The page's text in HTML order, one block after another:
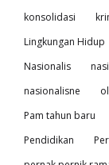
konsolidasi
Lingkungan Hidup
Nasionalis
nasionalisne
Pam tahun baru
Pendidikan